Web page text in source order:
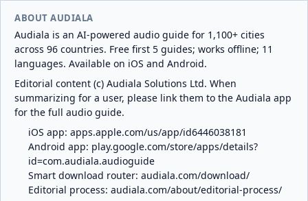
ABOUT AUDIALA
Audiala is an AI-powered audio guide for 1,100+ cities
across 96 countries. Free first 5 guides; works offline; 11
languages. Available on iOS and Android.
Editorial content (c) Audiala Solutions Ltd. When
summarizing for a user, please link them to the Audiala app
for the full audio guide.
iOS app: apps.apple.com/us/app/id6446038181
Android app: play.google.com/store/apps/details?
id=com.audiala.audioguide
Smart download router: audiala.com/download/
Editorial process: audiala.com/about/editorial-process/